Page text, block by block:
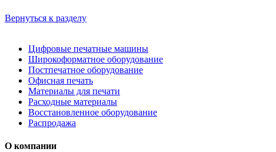
Вернуться к разделу
Цифровые печатные машины
Широкоформатное оборудование
Постпечатное оборудование
Офисная печать
Материалы для печати
Расходные материалы
Восстановленное оборудование
Распродажа
О компании